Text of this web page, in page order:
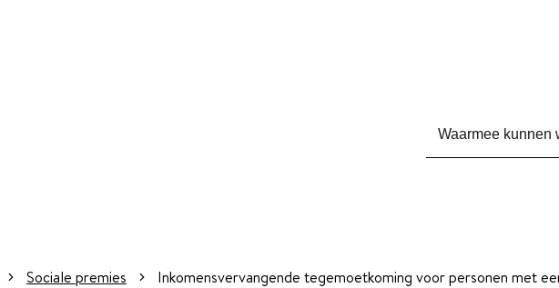
Sociale premies Inkomensvervangende tegemoetkoming voor personen met